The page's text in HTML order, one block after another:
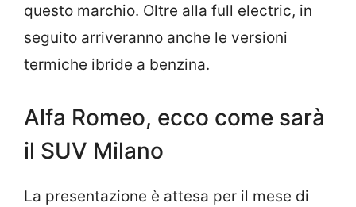
questo marchio. Oltre alla full electric, in
seguito arriveranno anche le versioni
termiche ibride a benzina.
Alfa Romeo, ecco come sarà
il SUV Milano
La presentazione è attesa per il mese di